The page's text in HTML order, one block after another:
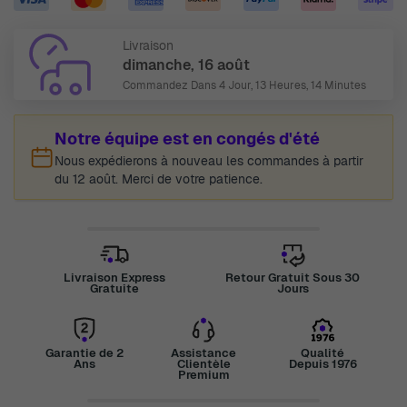
Livraison
dimanche, 16 août
Commandez Dans4 Jour, 13 Heures, 14 Minutes
Notre équipe est en congés d'été
Nous expédierons à nouveau les commandes à partir
du 12 août. Merci de votre patience.
Livraison Express
Gratuite
Retour Gratuit Sous 30
Jours
Garantie de 2
Ans
Assistance
Clientèle
Premium
Qualité
Depuis 1976